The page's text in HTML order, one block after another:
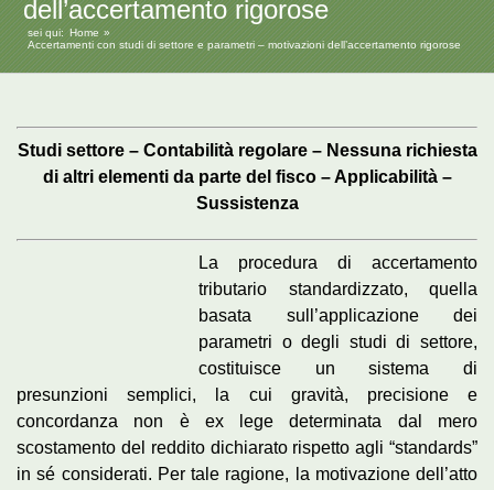
dell’accertamento rigorose
sei qui:
Home
Accertamenti con studi di settore e parametri – motivazioni dell’accertamento rigorose
Studi settore – Contabilità regolare – Nessuna richiesta
di altri elementi da parte del fisco – Applicabilità –
Sussistenza
La procedura di accertamento
tributario standardizzato, quella
basata sull’applicazione dei
parametri o degli studi di settore,
costituisce un sistema di
presunzioni semplici, la cui gravità, precisione e
concordanza non è ex lege determinata dal mero
scostamento del reddito dichiarato rispetto agli “standards”
in sé considerati. Per tale ragione, la motivazione dell’atto